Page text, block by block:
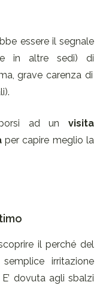
essere il segnale
in altre sedi) di
grave carenza di
ad un visita
per capire meglio la
il perché del
irritazione
dovuta agli sbalzi